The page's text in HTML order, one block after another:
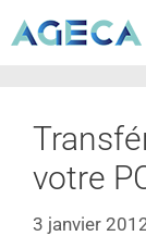
votre
3 janvier